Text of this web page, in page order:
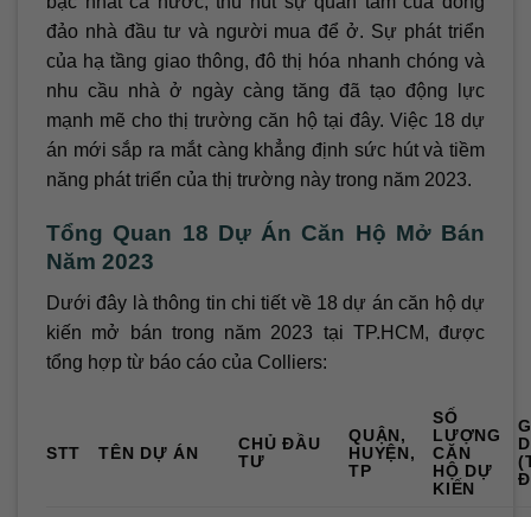
đảo nhà đầu tư và người mua để ở. Sự phát triển
của hạ tầng giao thông, đô thị hóa nhanh chóng và
nhu cầu nhà ở ngày càng tăng đã tạo động lực
mạnh mẽ cho thị trường căn hộ tại đây. Việc 18 dự
án mới sắp ra mắt càng khẳng định sức hút và tiềm
năng phát triển của thị trường này trong năm 2023.
Tổng Quan 18 Dự Án Căn Hộ Mở Bán
Năm 2023
Dưới đây là thông tin chi tiết về 18 dự án căn hộ dự
kiến mở bán trong năm 2023 tại TP.HCM, được
tổng hợp từ báo cáo của Colliers:
STT TÊN DỰ ÁN
CHỦ ĐẦU
TƯ
QUẬN,
HUYỆN,
TP
SỐ
LƯỢNG
CĂN
HỘ DỰ
KIẾN